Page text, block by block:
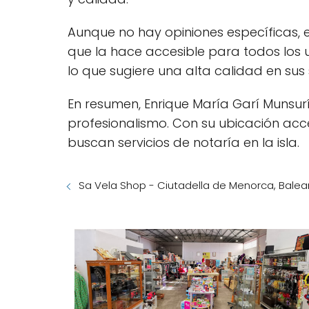
Aunque no hay opiniones
que la hace accesible para todos los
lo que sugiere una alta calidad en sus
En resumen, Enrique María Garí
profesionalismo. Con su ubicación
buscan servicios de notaría en la isla.
Sa Vela Shop - Ciutadella de Menorca,